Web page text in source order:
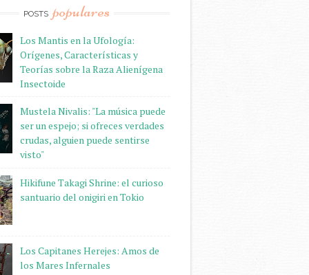
POSTS populares
Los Mantis en la Ufología:
Orígenes, Características y
Teorías sobre la Raza Alienígena
Insectoide
Mustela Nivalis: "La música puede
ser un espejo; si ofreces verdades
crudas, alguien puede sentirse
visto"
Hikifune Takagi Shrine: el curioso
santuario del onigiri en Tokio
Los Capitanes Herejes: Amos de
los Mares Infernales